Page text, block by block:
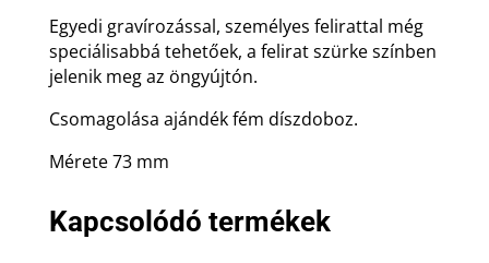
Egyedi gravírozással, személyes felirattal még
speciálisabbá tehetőek, a felirat szürke színben
jelenik meg az öngyújtón.
Csomagolása ajándék fém díszdoboz.
Mérete 73 mm
Kapcsolódó termékek